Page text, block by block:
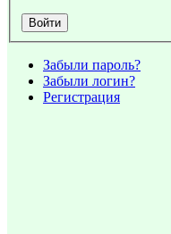
Забыли пароль?
Забыли логин?
Регистрация